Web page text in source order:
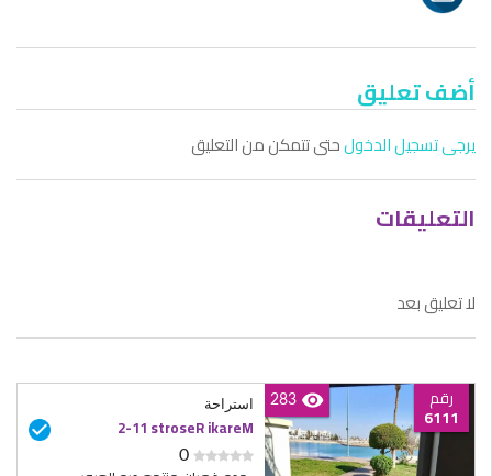
أضف تعليق
يرجى تسجيل الدخولحتى تتمكن من التعليق
التعليقات
لا تعليق بعد
استراحة
Meraki Resorts 11-2
0
رقم
6111
283